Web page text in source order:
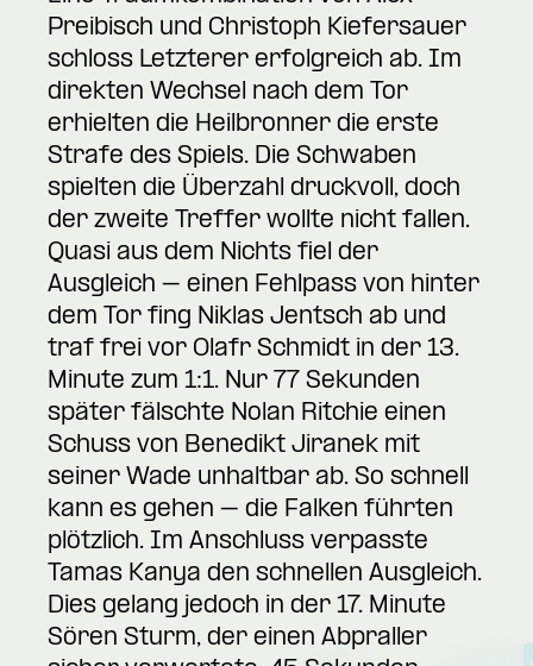
Preibisch und Christoph Kiefersauer
schloss Letzterer erfolgreich ab. Im
direkten Wechsel nach dem Tor
erhielten die Heilbronner die erste
Strafe des Spiels. Die Schwaben
spielten die Überzahl druckvoll, doch
der zweite Treffer wollte nicht fallen.
Quasi aus dem Nichts fiel der
Ausgleich – einen Fehlpass von hinter
dem Tor fing Niklas Jentsch ab und
traf frei vor Olafr Schmidt in der 13.
Minute zum 1:1. Nur 77 Sekunden
später fälschte Nolan Ritchie einen
Schuss von Benedikt Jiranek mit
seiner Wade unhaltbar ab. So schnell
kann es gehen – die Falken führten
plötzlich. Im Anschluss verpasste
Tamas Kanya den schnellen Ausgleich.
Dies gelang jedoch in der 17. Minute
Sören Sturm, der einen Abpraller